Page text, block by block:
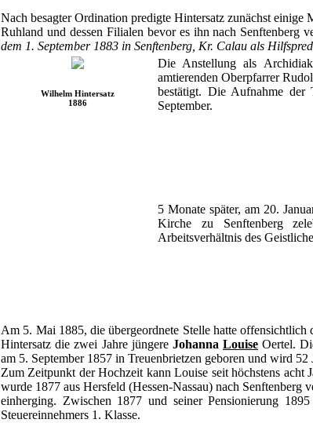
Nach besagter Ordination predigte Hintersatz zunächst einige
Ruhland und dessen Filialen bevor es ihn nach Senftenberg
dem 1. September 1883 in Senftenberg, Kr. Calau als
Wilhelm Hintersatz
1886
Die Anstellung als
amtierenden Oberpfarrer
bestätigt. Die Aufnahme der
September.
5 Monate später, am 20.
Kirche zu Senftenberg
Arbeitsverhältnis des
Am 5. Mai 1885, die übergeordnete Stelle hatte
Hintersatz die zwei Jahre jüngere JohannaLouise Oertel.
am 5. September 1857 in Treuenbrietzen geboren und wird
Zum Zeitpunkt der Hochzeit kann Louise seit höchstens acht
wurde 1877 aus Hersfeld (Hessen-Nassau) nach
einherging. Zwischen 1877 und seiner Pensionierung
Steuereinnehmers 1. Klasse.